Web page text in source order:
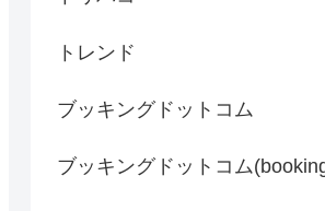
トレンド
ブッキングドットコム
ブッキングドットコム